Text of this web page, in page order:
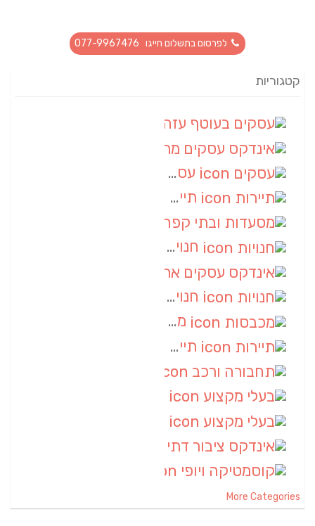
לפרסום בתשלום חייגו 077-9967476
קטגוריות
עסקים
תיירות
חנויות
חנויות
מכבסות
תיירות
More Categories